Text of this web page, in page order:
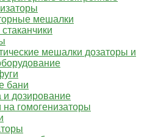
мешалки
мешалки дозаторы и
бани
и дозирование
на гомогенизаторы